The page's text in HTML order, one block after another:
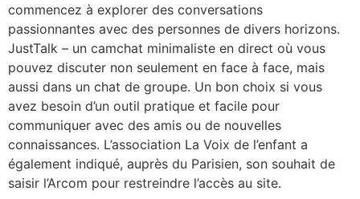
commencez à explorer des conversations
passionnantes avec des personnes de divers horizons.
JustTalk – un camchat minimaliste en direct où vous
pouvez discuter non seulement en face à face, mais
aussi dans un chat de groupe. Un bon choix si vous
avez besoin d’un outil pratique et facile pour
communiquer avec des amis ou de nouvelles
connaissances. L’association La Voix de l’enfant a
également indiqué, auprès du Parisien, son souhait de
saisir l’Arcom pour restreindre l’accès au site.